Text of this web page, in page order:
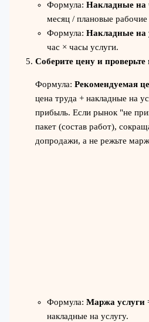
Формула: Накладные на
месяц / плановые
Формула: Накладные на
час × часы услуги.
Соберите цену и
Формула: Рекомендуемая
цена труда + накладные на
прибыль. Если рынок "не
пакет (состав работ),
допродажи, а не режьте
Формула: Маржа услуги
накладные на услугу.